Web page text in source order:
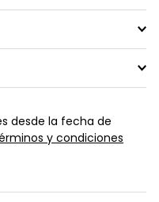
desde la fecha de
y condiciones